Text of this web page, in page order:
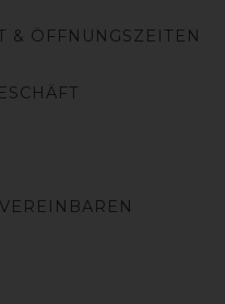
& ÖFFNUNGSZEITEN